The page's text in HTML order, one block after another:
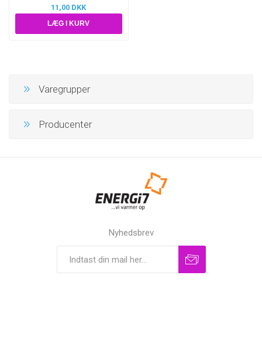
11,00 DKK
Varegrupper
Producenter
Nyhedsbrev